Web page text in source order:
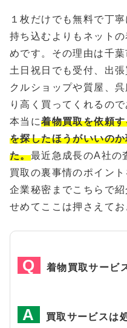
１枚だけでも無料で丁
持ち込むよりもネット
めです。その理由は千
土日祝日でも受付、出
クルショップや質屋、
り高く買ってくれるので
本当に着物買取を依頼
を探したほうがいいの
た。最近急成長のA社の
買取の裏事情のポイン
企業秘密までこちらで
せめてここは押さえて
着物買取サービ
買取サービスは